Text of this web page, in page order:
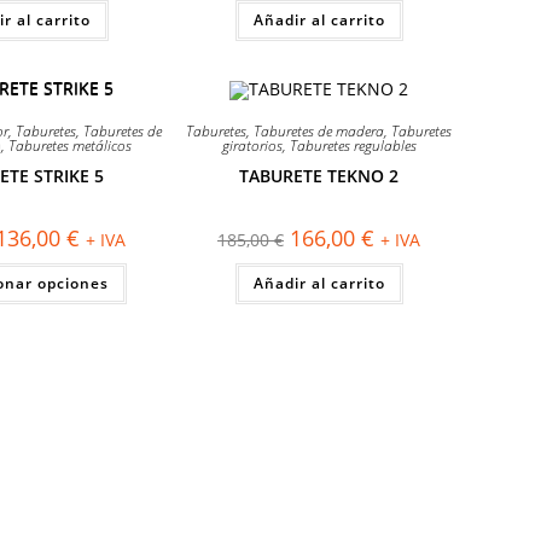
era:
130,00 €.
es:
94,00 €.
al carrito era:
122,00 €.
es:
100,00 €.
Añadir al carrito
, Taburetes, Taburetes de
,Taburetes metálicos
STRIKE 5
precio
€.
€ El
precio
actual
es:
136,00 €.
+ IVA
opciones
Este
tiene
Taburetes, Taburetes de madera, Taburetes
giratorios, Taburetes regulables
TABURETE TEKNO 2
185,00€ El
precio
original
era:
185,00 €.
166,00 € El
precio
actual
es:
166,00 €.
+ IVA
Añadir al carrito